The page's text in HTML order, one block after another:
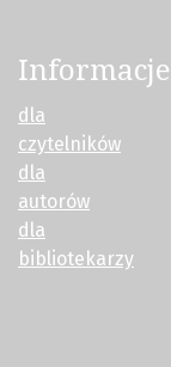
Informacje
dla
czytelników
dla
autorów
dla
bibliotekarzy